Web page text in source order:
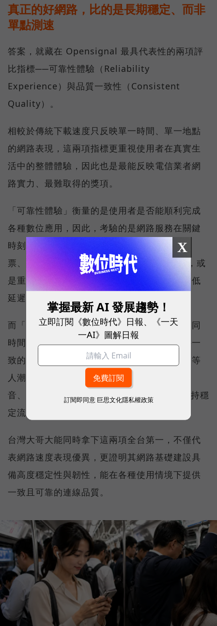
真正的好網路，比的是長期穩定、而非
單點測速
答案，就藏在 Opensignal 最具代表性的兩項評
比指標──可靠性體驗（Reliability
Experience）與品質一致性（Consistent
Quality）。
相較於傳統下載速度只反映單一時間、單一地點
的網路表現，這兩項指標更重視使用者在真實生
活中的整體體驗，因此也是最能反映電信業者網
路實力、最難取得的獎項。
「可靠性體驗」衡量的是使用者是否能順利完成
各種數位應用，因此，考驗的是網路服務在關鍵
時刻不中斷的能力。例如，搶購熱門演唱會門
票、秒殺限量商品、超商結帳掃描 QR Code，或
是重要的線上會議，都需要網路能即時回應、低
延遲且持續運作。
而「品質一致性」則是衡量電信業者可否在不同
時間、不同地點、不同網路負載下，都能維持一
致的網路服務品質。無論是在跨年晚會、球賽等
人潮密集場域，或是在高速移動時觀看串流影
音、傳送 LINE 訊息、分享社群動態，確保維持穩
定流暢，不因環境改變而明顯降速。
台灣大哥大能同時拿下這兩項全台第一，不僅代
表網路速度表現優異，更證明其網路基礎建設具
備高度穩定性與韌性，能在各種使用情境下提供
一致且可靠的連線品質。
X
掌握最新 AI 發展趨勢！
立即訂閱《數位時代》日報、《一天
一AI》圖解日報
訂閱即同意 巨思文化隱私權政策